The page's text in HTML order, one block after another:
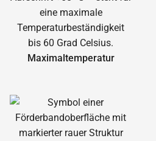
Maximal­temperatur